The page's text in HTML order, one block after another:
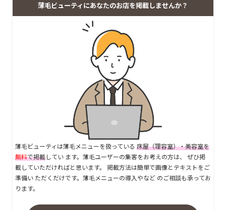
薄毛ビューティにあなたのお店を掲載しませんか？
薄毛ビューティは薄毛メニューを扱っている 床屋（理容室）・美容室を
無料で掲載してい ます。薄毛ユーザーの集客をお考えの方は、 ぜひ掲
載していただければと思います。 掲載方法は簡単で画像とテキストをご
準備い ただくだけです。薄毛メニューの導入やなど のご相談も承ってお
ります。